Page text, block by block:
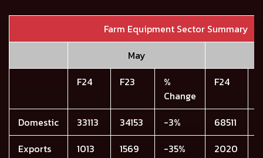
Farm Equipment Sector Summary
May
F24
F23
%
Change
F24
Domestic 33113 34153 -3% 68511
Exports
1013 1569 -35% 2020